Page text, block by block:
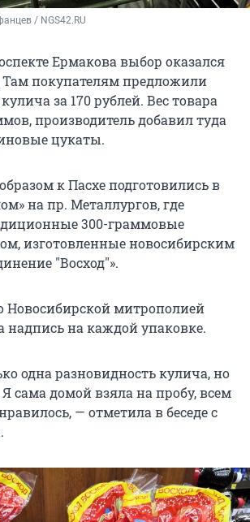
/ NGS42.RU
Ермакова выбор оказался
Там покупателям предложили
за 170 рублей. Вес товара
производитель добавил туда
цукаты.
к Пасхе подготовились в
на пр. Металлургов, где
300-граммовые
изготовленные новосибирским
"Восход"».
Новосибирской митрополией
надпись на каждой упаковке.
одна разновидность кулича, но
сама домой взяла на пробу, всем
— отметила в беседе с